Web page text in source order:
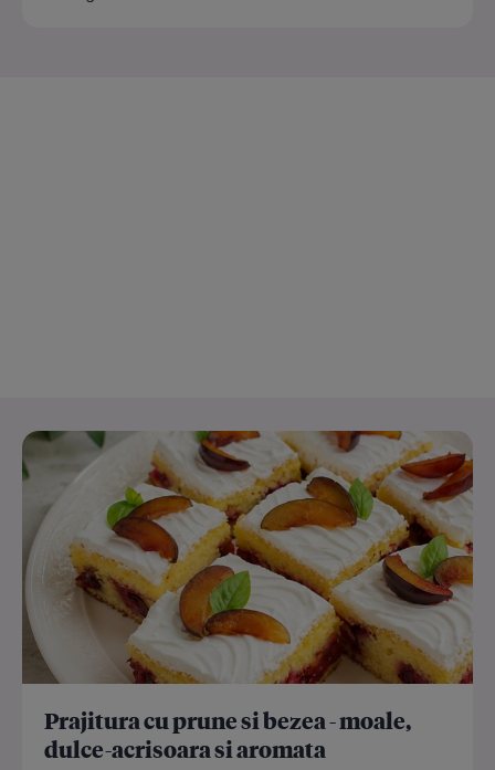
Prajitura cu prune si bezea - moale,
dulce-acrisoara si aromata